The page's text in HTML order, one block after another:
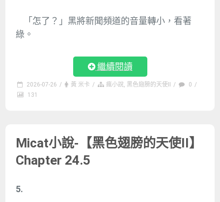
「怎了？」黑將新聞頻道的音量轉小，看著
綠。
繼續閱讀
2026-07-26 / 黃 米卡 / 瘋小說, 黑色翅膀的天使II / 0 /
131
Micat小說-【黑色翅膀的天使II】
Chapter 24.5
5.